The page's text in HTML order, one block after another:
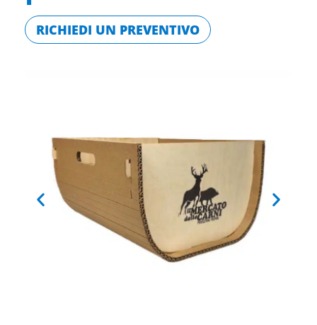
RICHIEDI UN PREVENTIVO